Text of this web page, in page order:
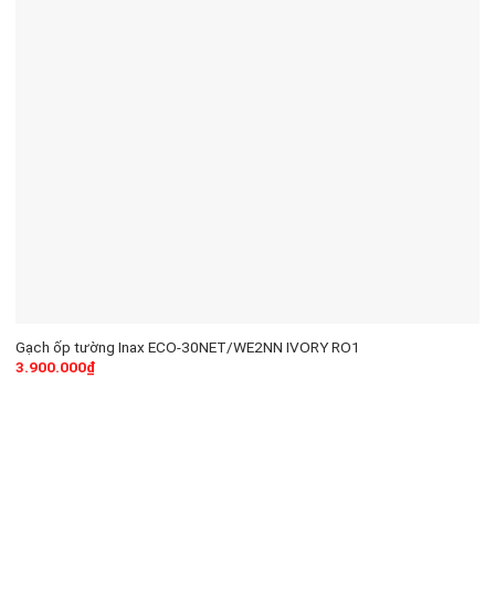
Gạch ốp tường Inax ECO-30NET/WE2NN IVORY RO1
3.900.000₫